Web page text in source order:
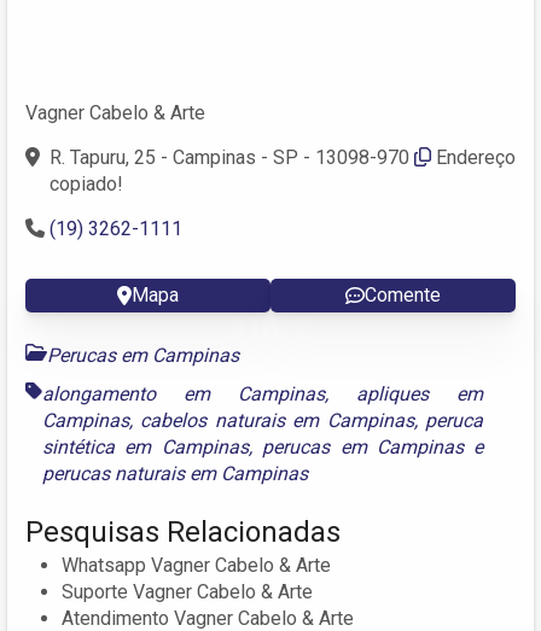
Vagner Cabelo & Arte
R. Tapuru, 25 - Campinas - SP - 13098-970
Endereço
copiado!
(19) 3262-1111
Mapa Comente
Perucas em Campinas
alongamento em Campinas, apliques em
Campinas, cabelos naturais em Campinas, peruca
sintética em Campinas, perucas em Campinase
perucas naturais em Campinas
Pesquisas Relacionadas
Whatsapp Vagner Cabelo & Arte
Suporte Vagner Cabelo & Arte
Atendimento Vagner Cabelo & Arte